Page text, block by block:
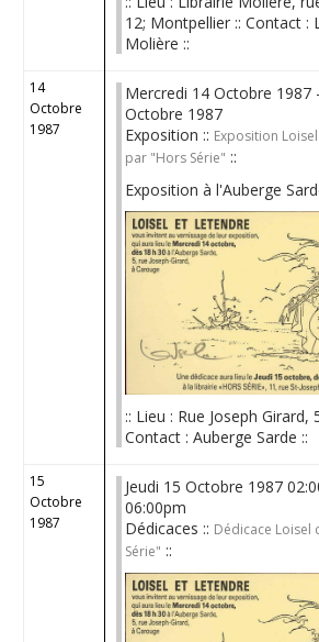
12; Montpellier :: Contact :
Molière ::
14
Octobre
1987
Mercredi 14 Octobre 1987
Octobre 1987
Exposition :: Exposition
par "Hors Série" ::
Exposition à l'Auberge
:: Lieu : Rue Joseph Girard,
Contact : Auberge Sarde ::
15
Octobre
1987
Jeudi 15 Octobre 1987
06:00pm
Dédicaces :: Dédicace Loisel
Série" ::